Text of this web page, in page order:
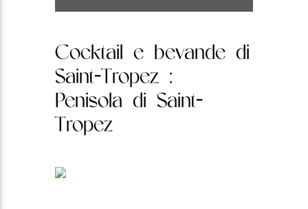
Cocktail e bevande di
Saint-Tropez :
Penisola di Saint-
Tropez